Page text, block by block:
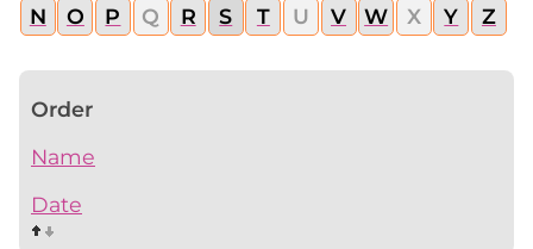
N O P Q R S T U V W X Y Z
Order
Name
Date